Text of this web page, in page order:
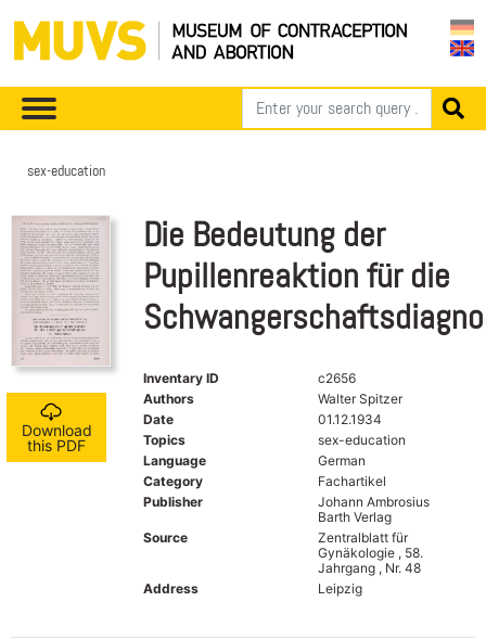
sex-education
Download
this PDF
Die Bedeutung der
Pupillenreaktion für die
Inventary ID
c2656
Authors
Walter Spitzer
Date
01.12.1934
Topics
sex-education
Language
German
Category
Fachartikel
Publisher
Johann Ambrosius
Barth Verlag
Source
Zentralblatt für
Gynäkologie , 58.
Jahrgang , Nr. 48
Address
Leipzig